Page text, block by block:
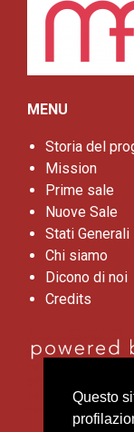
Questo
MENU
Storia del
Mission
Prime sale
Nuove Sale
Stati Generali
Chi siamo
Dicono di noi
Credits